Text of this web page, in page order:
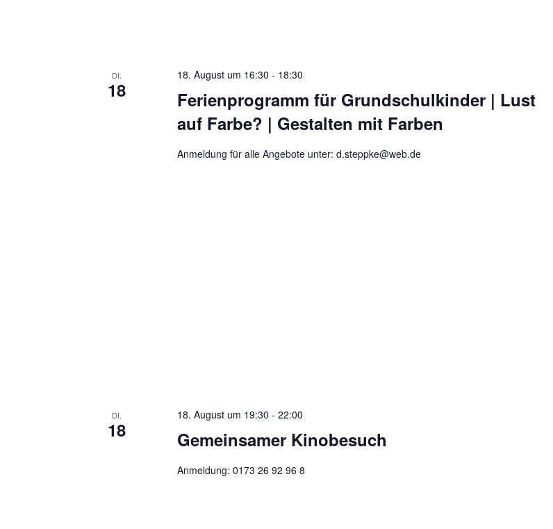
DI.
18
Ferienprogramm für Grundschulkinder | Lust
auf Farbe? | Gestalten mit Farben
18. August um 16:30 - 18:30
Anmeldung für alle Angebote unter: d.steppke@web.de
DI.
18 Gemeinsamer Kinobesuch
18. August um 19:30 - 22:00
Anmeldung: 0173 26 92 96 8